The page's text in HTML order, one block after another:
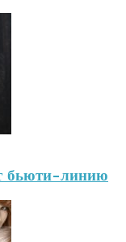
бьюти-линию